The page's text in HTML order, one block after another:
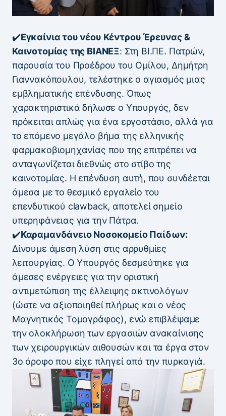
✔️Εγκαίνια του νέου Κέντρου Έρευνας &
Καινοτομίας της ΒΙΑΝΕΞ: Στη ΒΙ.ΠΕ. Πατρών,
παρουσία του Προέδρου του Ομίλου, Δημήτρη
Γιαννακόπουλου, τελέστηκε ο αγιασμός μιας
εμβληματικής επένδυσης. Όπως
χαρακτηριστικά δήλωσε ο Υπουργός, δεν
πρόκειται απλώς για ένα εργοστάσιο, αλλά για
το επόμενο μεγάλο βήμα της ελληνικής
φαρμακοβιομηχανίας που της επιτρέπει να
ανταγωνίζεται διεθνώς στο στίβο της
καινοτομίας. Η επένδυση αυτή, που συνδέεται
άμεσα με το θεσμικό εργαλείο του
επενδυτικού clawback, αποτελεί σημείο
υπερηφάνειας για την Πάτρα.
✔️Καραμανδάνειο Νοσοκομείο Παίδων:
Δίνουμε άμεση λύση στις αρρυθμίες
λειτουργίας. Ο Υπουργός δεσμεύτηκε για
άμεσες ενέργειες για την οριστική
αντιμετώπιση της έλλειψης ακτινολόγων
(ώστε να αξιοποιηθεί πλήρως και ο νέος
Μαγνητικός Τομογράφος), ενώ επιβλέψαμε
την ολοκλήρωση των εργασιών ανακαίνισης
των χειρουργικών αιθουσών και τα έργα στον
3ο όροφο που είχε πληγεί από την πυρκαγιά.